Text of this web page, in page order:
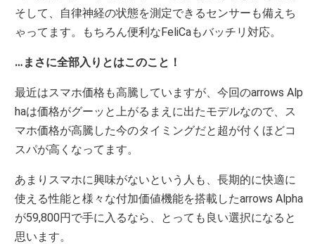
そして、自律神経の状態を測定できるセンサーも備えち
ゃってます。もちろん便利なFeliCaもバッチリ対応。
…まさに全部入りとはこのこと！
最近はスマホ価格も高騰していますが、今回のarrows Alp
haは価格がグーッと上がるまえに出たモデルなので、ス
マホ価格が高騰した今のタイミングだと超が付くほどコ
スパが高くなってます。
あまりスマホに興味がないという人も、長期的に快適に
使える性能と様々な付加価値機能を搭載したarrows Alpha
が59,800円で手に入るなら、とっても良い選択になると
思います。